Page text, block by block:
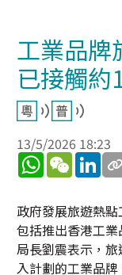
工業品牌
已接觸約
13/5/2026 18:23
WhatsApp
WeChat
政府發展旅遊熱
包括推出香港工
局長劉震表示，
入計劃的工業品牌